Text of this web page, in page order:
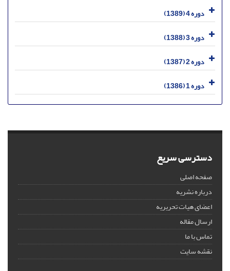
دوره 4 (1389)
دوره 3 (1388)
دوره 2 (1387)
دوره 1 (1386)
دسترسی سریع
صفحه اصلی
درباره نشریه
اعضای هیات تحریریه
ارسال مقاله
تماس با ما
نقشه سایت